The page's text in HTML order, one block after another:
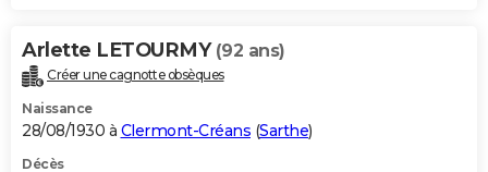
Arlette LETOURMY (92 ans)
Créer une cagnotte obsèques
Naissance
28/08/1930 à Clermont-Créans (Sarthe)
Décès